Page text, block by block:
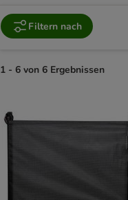
Filtern nach
1 - 6 von 6 Ergebnissen